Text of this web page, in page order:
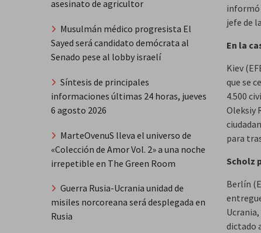
informó
jefe de
En la
Kiev
que se
4.500
Oleksiy
para
Scholz
Berlín
dictado
asesinato de agricultor
Musulmán médico progresista El
Sayed será candidato demócrata al
Senado pese al lobby israelí
Síntesis de principales
informaciones últimas 24 horas, jueves
6 agosto 2026
MarteOvenuS lleva el universo de
«Colección de Amor Vol. 2» a una noche
irrepetible en The Green Room
Guerra Rusia-Ucrania unidad de
misiles norcoreana será desplegada en
Rusia